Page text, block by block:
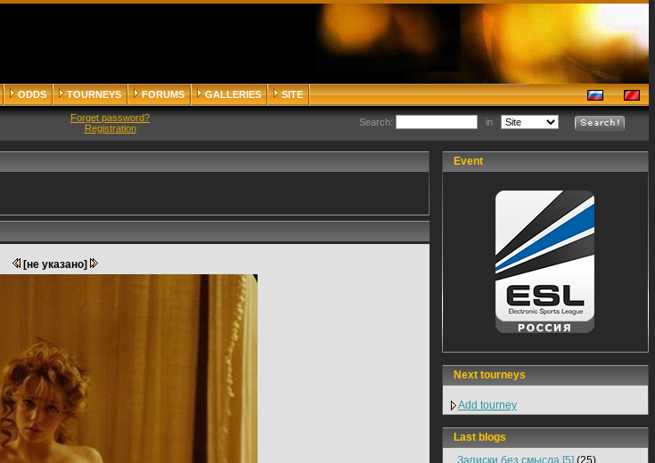
ODDS TOURNEYS FORUMS GALLERIES SITE
Forget password?
Registration
Search: in
[не указано]
Event
Next tourneys
Add tourney
Last blogs
Записки без смысла [5] (25)